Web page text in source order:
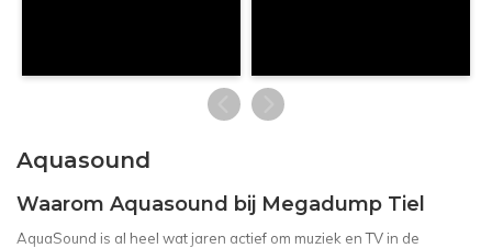
Aquasound
Waarom Aquasound bij Megadump Tiel
AquaSound is al heel wat jaren actief om muziek en TV in de